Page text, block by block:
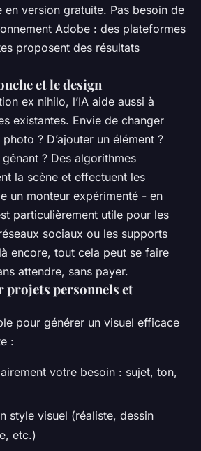
en version gratuite. Pas besoin de
Adobe : des plateformes
proposent des résultats
et le design
ex nihilo, l’IA aide aussi à
existantes. Envie de changer
photo ? D’ajouter un élément ?
gênant ? Des algorithmes
la scène et effectuent les
un monteur expérimenté - en
particulièrement utile pour les
sociaux ou les supports
encore, tout cela peut se faire
attendre, sans payer.
personnels et
pour générer un visuel efficace
:
votre besoin : sujet, ton,
style visuel (réaliste, dessin
etc.)